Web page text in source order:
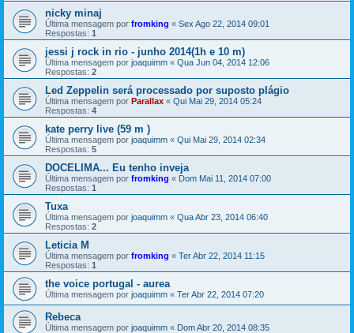
nicky minaj
Última mensagem por fromking « Sex Ago 22, 2014 09:01
Respostas: 1
jessi j rock in rio - junho 2014(1h e 10 m)
Última mensagem por joaquimm « Qua Jun 04, 2014 12:06
Respostas: 2
Led Zeppelin será processado por suposto plágio
Última mensagem por Parallax « Qui Mai 29, 2014 05:24
Respostas: 4
kate perry live (59 m )
Última mensagem por joaquimm « Qui Mai 29, 2014 02:34
Respostas: 5
DOCELIMA... Eu tenho inveja
Última mensagem por fromking « Dom Mai 11, 2014 07:00
Respostas: 1
Tuxa
Última mensagem por joaquimm « Qua Abr 23, 2014 06:40
Respostas: 2
Leticia M
Última mensagem por fromking « Ter Abr 22, 2014 11:15
Respostas: 1
the voice portugal - aurea
Última mensagem por joaquimm « Ter Abr 22, 2014 07:20
Rebeca
Última mensagem por joaquimm « Dom Abr 20, 2014 08:35